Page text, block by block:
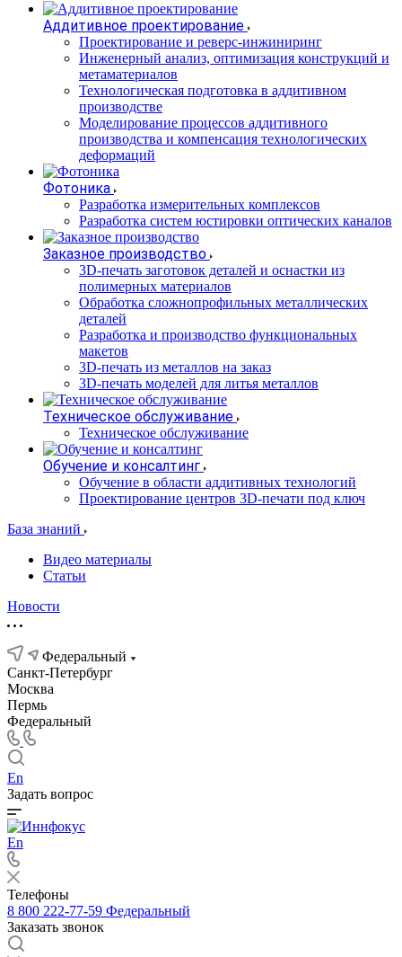
Аддитивное проектирование
Проектирование и реверс-инжиниринг
Инженерный анализ, оптимизация конструкций и
метаматериалов
Технологическая подготовка в аддитивном
производстве
Моделирование процессов аддитивного
производства и компенсация технологических
деформаций
Фотоника
Разработка измерительных комплексов
Разработка систем юстировки оптических каналов
Заказное производство
3D-печать заготовок деталей и оснастки из
полимерных материалов
Обработка сложнопрофильных металлических
деталей
Разработка и производство функциональных
макетов
3D-печать из металлов на заказ
3D-печать моделей для литья металлов
Техническое обслуживание
Техническое обслуживание
Обучение и консалтинг
Обучение в области аддитивных технологий
Проектирование центров 3D-печати под ключ
База знаний
Видео материалы
Статьи
Новости
Федеральный
Санкт-Петербург
Москва
Пермь
Федеральный
En
Задать вопрос
En
Телефоны
8 800 222-77-59 Федеральный
Заказать звонок